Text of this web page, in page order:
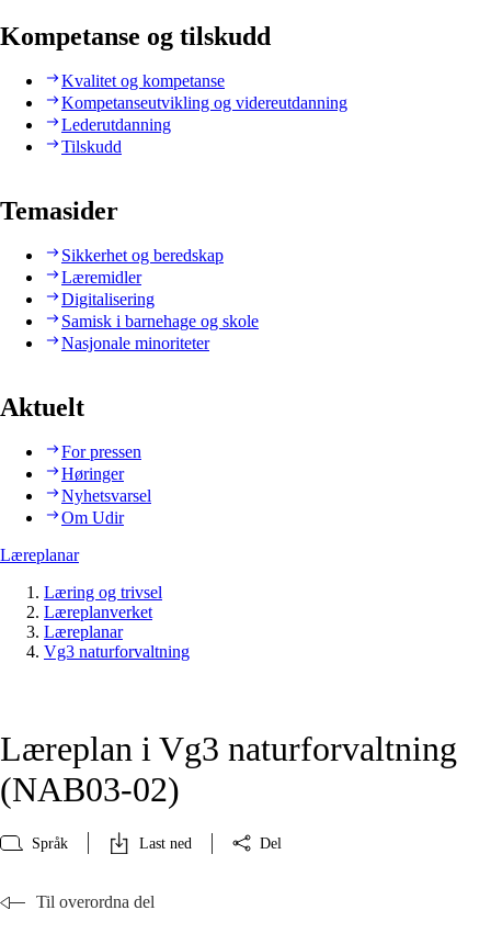
Kompetanse og tilskudd
Kvalitet og kompetanse
Kompetanseutvikling og videreutdanning
Lederutdanning
Tilskudd
Temasider
Sikkerhet og beredskap
Læremidler
Digitalisering
Samisk i barnehage og skole
Nasjonale minoriteter
Aktuelt
For pressen
Høringer
Nyhetsvarsel
Om Udir
Læreplanar
Læring og trivsel
Læreplanverket
Læreplanar
Vg3 naturforvaltning
Læreplan i Vg3 naturforvaltning
(NAB03‑02)
Språk Last ned Del
Til overordna del